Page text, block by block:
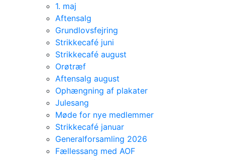
1. maj
Aftensalg
Grundlovsfejring
Strikkecafé juni
Strikkecafé august
Orøtræf
Aftensalg august
Ophængning af plakater
Julesang
Møde for nye medlemmer
Strikkecafé januar
Generalforsamling 2026
Fællessang med AOF